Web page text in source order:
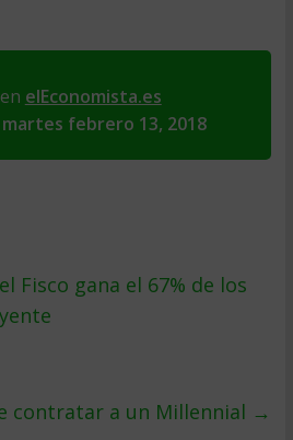
elEconomista.es
martes febrero 13, 2018
Fisco gana el 67% de los
contratar a un Millennial →